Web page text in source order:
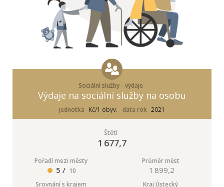
Sociální služby - výdaje
Výdaje na sociální služby na osobu
jednotka Kč/1 obyv. data rok 2021
Štětí
1 677,7
Pořadí mezi městy
5 / 10
Průměr měst
1 899,2
Srovnání s krajem Kraj Ústecký